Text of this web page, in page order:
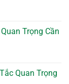
Trọng Cần
Quan Trọng